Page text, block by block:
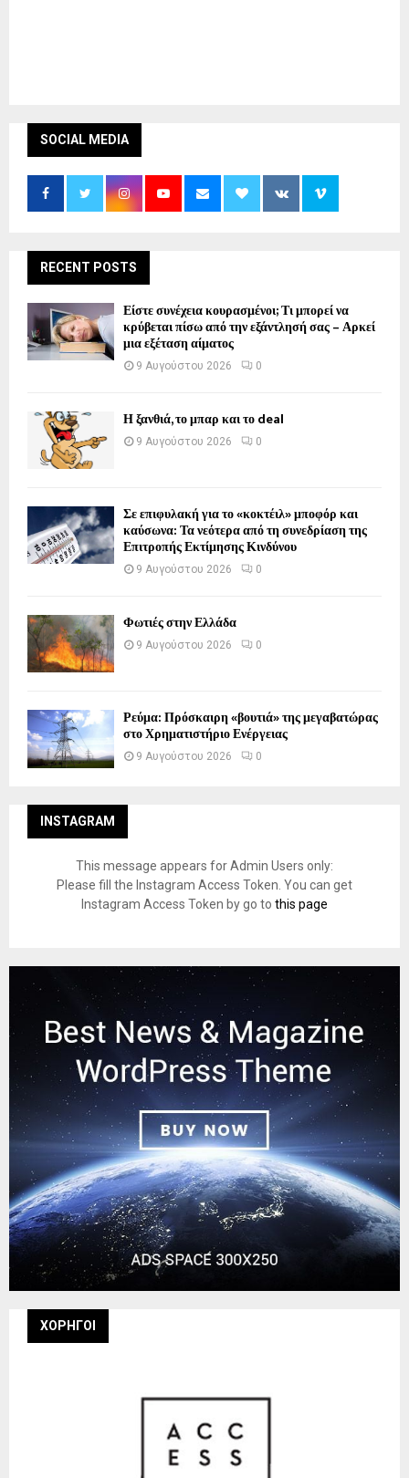
SOCIAL MEDIA
RECENT POSTS
Είστε συνέχεια κουρασμένοι; Τι μπορεί να
κρύβεται πίσω από την εξάντλησή σας – Αρκεί
μια εξέταση αίματος
9 Αυγούστου 2026 0
Η ξανθιά, το μπαρ και το deal
9 Αυγούστου 2026 0
Σε επιφυλακή για το «κοκτέιλ» μποφόρ και
καύσωνα: Τα νεότερα από τη συνεδρίαση της
Επιτροπής Εκτίμησης Κινδύνου
9 Αυγούστου 2026 0
Φωτιές στην Ελλάδα
9 Αυγούστου 2026 0
Ρεύμα: Πρόσκαιρη «βουτιά» της μεγαβατώρας
στο Χρηματιστήριο Ενέργειας
9 Αυγούστου 2026 0
INSTAGRAM
This message appears for Admin Users only:
Please fill the Instagram Access Token. You can get
Instagram Access Token by go to this page
ΧΟΡΗΓΟΙ